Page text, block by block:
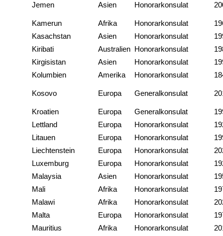
Jemen Asien Honorarkonsulat
Kamerun Afrika Honorarkonsulat
Kasachstan
Asien Honorarkonsulat
Kiribati
Australien Honorarkonsulat
Kirgisistan
Asien Honorarkonsulat
Kolumbien
Amerika Honorarkonsulat
Kosovo Europa Generalkonsulat
Kroatien Europa Generalkonsulat
Lettland
Europa Honorarkonsulat
Litauen
Europa Honorarkonsulat
Liechtenstein
Europa Honorarkonsulat
Luxemburg
Europa Honorarkonsulat
Malaysia
Asien Honorarkonsulat
Mali
Afrika Honorarkonsulat
Malawi
Afrika Honorarkonsulat
Malta
Europa Honorarkonsulat
Mauritius
Afrika Honorarkonsulat